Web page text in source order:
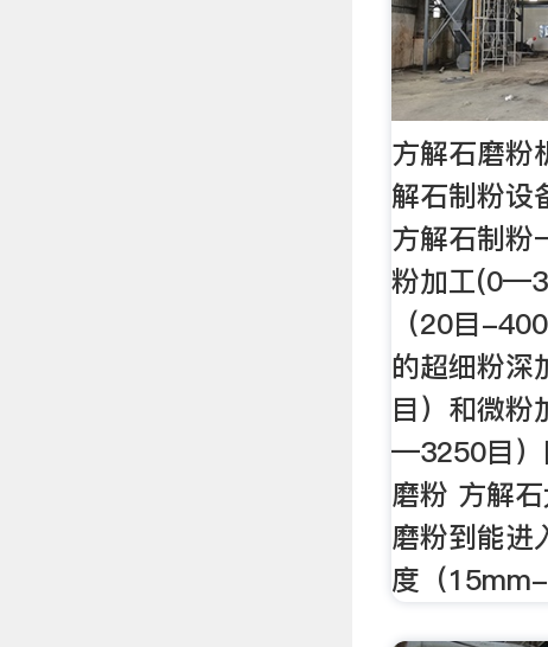
方解石磨粉
解石制粉设
方解石制粉
粉加工
（20目-
的超细粉
目）和微粉
―3250目）
磨粉 方解
磨粉到能进
度（15mm-